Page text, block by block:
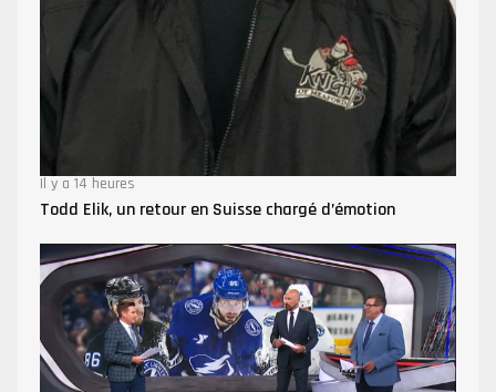
Il y a 14 heures
Todd Elik, un retour en Suisse chargé d’émotion